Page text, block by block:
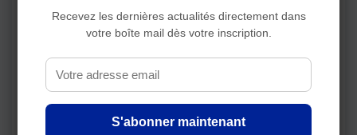
Recevez les dernières actualités directement dans
votre boîte mail dès votre inscription.
S'abonner maintenant